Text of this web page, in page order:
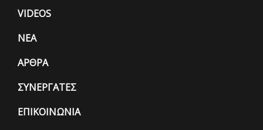
VIDEOS
ΝΕΑ
ΑΡΘΡΑ
ΣΥΝΕΡΓΑΤΕΣ
ΕΠΙΚΟΙΝΩΝΙΑ